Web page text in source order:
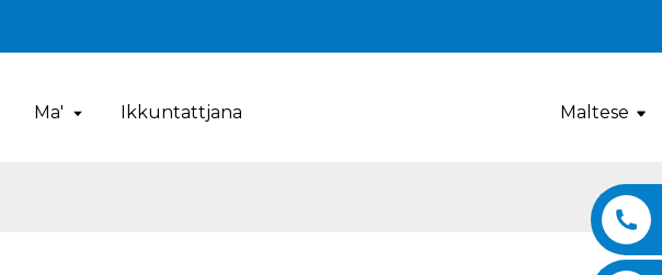
Ma' Ikkuntattjana Maltese